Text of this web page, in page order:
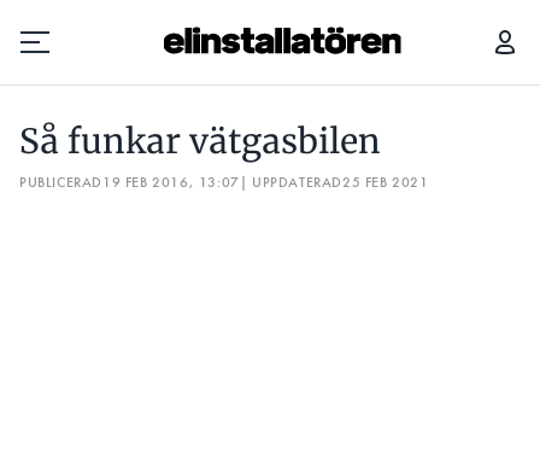
Prenumerera
Så funkar vätgasbilen
PUBLICERAD 19 FEB 2016, 13:07| UPPDATERAD25 FEB 2021
SÅ FUNKAR VÄTGASBILEN